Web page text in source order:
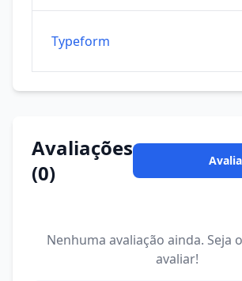
Typeform
Avaliações
(0)
Nenhuma avaliação ainda. Seja
avaliar!